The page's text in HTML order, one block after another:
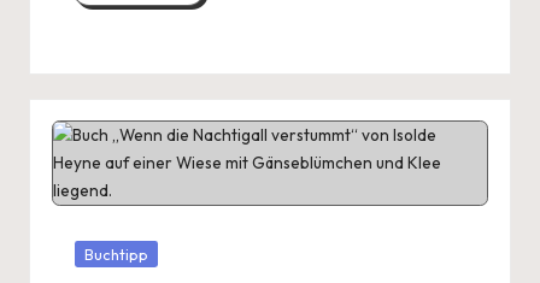
Posted
Buchtipp